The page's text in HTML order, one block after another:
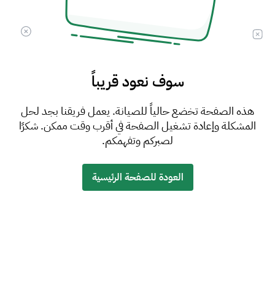
سوف نعود قريباً
هذه الصفحة تخضع حالياً للصيانة. يعمل فريقنا بجد لحل
المشكلة وإعادة تشغيل الصفحة في أقرب وقت ممكن. شكرًا
لصبركم وتفهمكم.
العودة للصفحة الرئيسية